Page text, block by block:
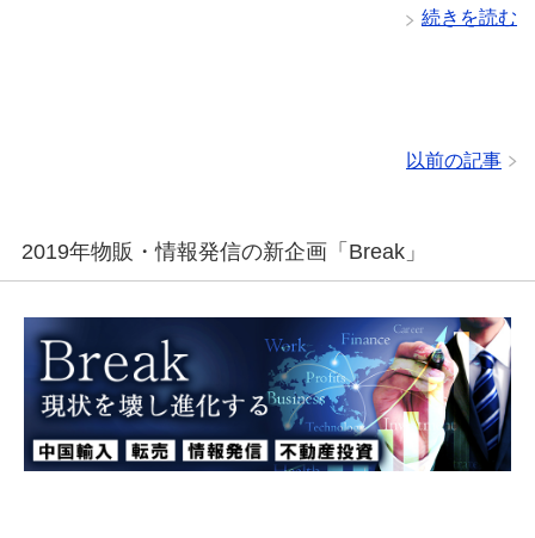
続きを読む
以前の記事
2019年物販・情報発信の新企画「Break」